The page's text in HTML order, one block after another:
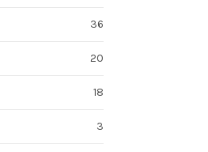
36
20
18
3